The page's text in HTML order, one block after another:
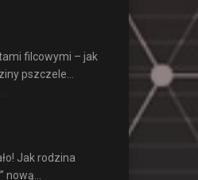
filcowymi – jak
pszczele...
Jak rodzina
nową...